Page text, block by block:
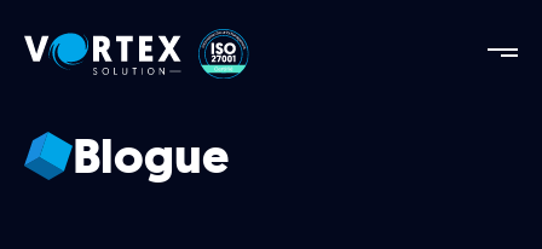
Vortex
Solution
Solution
AGENCE
Blogue